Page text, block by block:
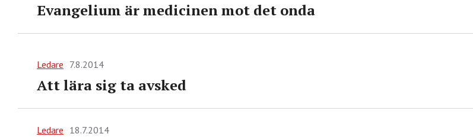
Evangelium är medicinen mot det onda
Ledare 7.8.2014
Att lära sig ta avsked
Ledare 18.7.2014